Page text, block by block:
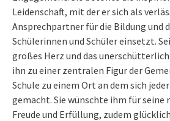
Leidenschaft, mit der er sich als
Ansprechpartner für die Bildung und
Schülerinnen und Schüler einsetzt.
großes Herz und das
ihn zu einer zentralen Figur der
Schule zu einem Ort an dem sich
gemacht. Sie wünschte ihm für seine
Freude und Erfüllung, zudem